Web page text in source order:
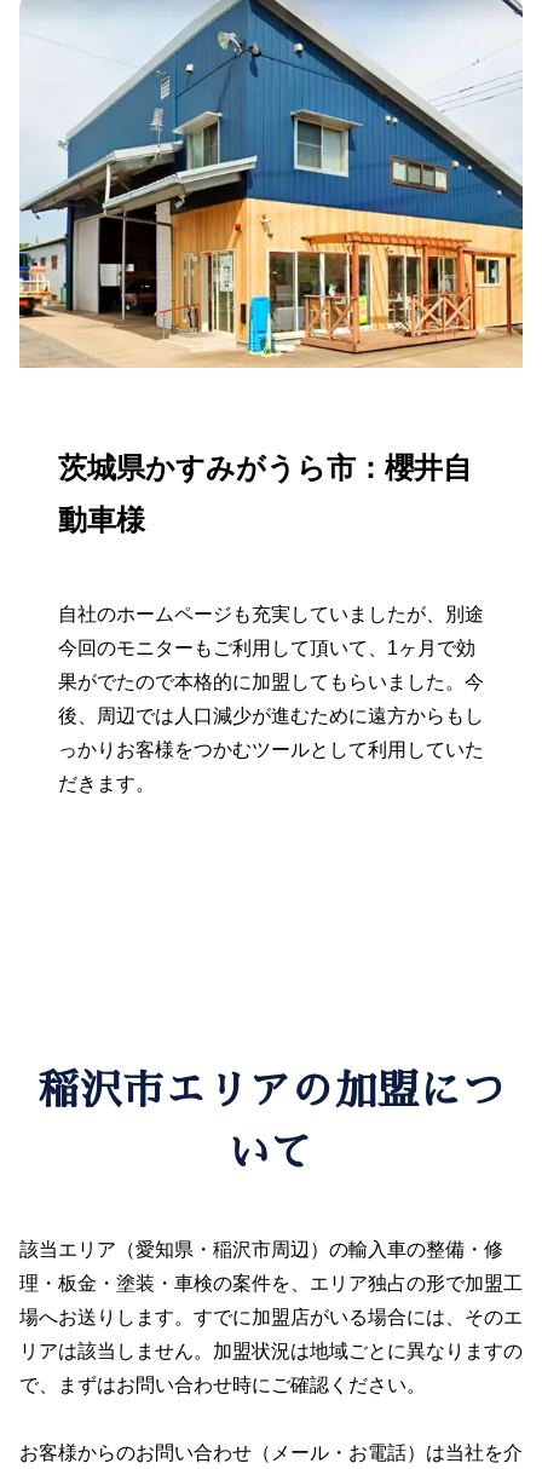
茨城県かすみがうら市：櫻井自
動車様
自社のホームページも充実していましたが、別途
今回のモニターもご利用して頂いて、1ヶ月で効
果がでたので本格的に加盟してもらいました。今
後、周辺では人口減少が進むために遠方からもし
っかりお客様をつかむツールとして利用していた
だきます。
稲沢市エリアの加盟につ
いて
該当エリア（愛知県・稲沢市周辺）の輸入車の整備・修
理・板金・塗装・車検の案件を、エリア独占の形で加盟工
場へお送りします。すでに加盟店がいる場合には、そのエ
リアは該当しません。加盟状況は地域ごとに異なりますの
で、まずはお問い合わせ時にご確認ください。
お客様からのお問い合わせ（メール・お電話）は当社を介